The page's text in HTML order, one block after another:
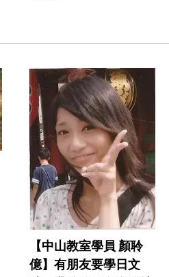
【中山教室學員 顏聆
億】有朋友要學日文